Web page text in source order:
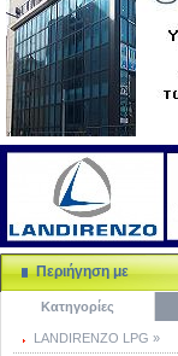
Περιήγηση με
Κατηγορίες
LANDIRENZO LPG »